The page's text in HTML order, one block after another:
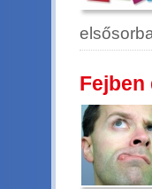
Fejben